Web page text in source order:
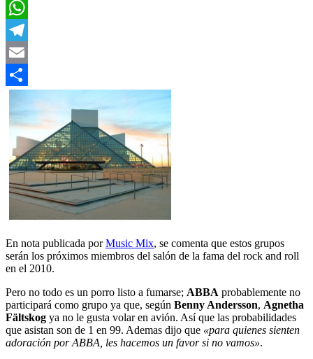
LinkedIn
WhatsApp
Telegram
Email
En nota publicada porMusic Mix, se comenta que estos grupos
serán los próximos miembros del salón de la fama del rock and roll
en el 2010.
Pero no todo es un porro listo a fumarse; ABBA probablemente no
participará como grupo ya que, según Benny Andersson, Agnetha
Fältskog ya no le gusta volar en avión. Así que las probabilidades
que asistan son de 1 en 99. Ademas dijo que «para quienes sienten
adoración por ABBA, les hacemos un favor si no vamos».